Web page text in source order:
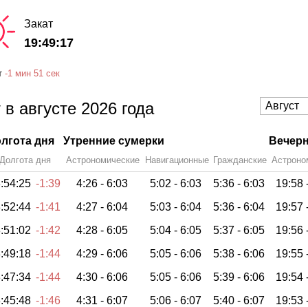
Закат
19:49:17
-1 мин 51 сек
августе 2026 года
дня Утренние сумерки
Долгота дня Астрономические Навигационные Гражданские
-1:39 4:26 - 6:03 5:02 - 6:03 5:36 - 6:03
19:58
-1:41 4:27 - 6:04 5:03 - 6:04 5:36 - 6:04
19:57
-1:42 4:28 - 6:05 5:04 - 6:05 5:37 - 6:05
19:56
-1:44 4:29 - 6:06 5:05 - 6:06 5:38 - 6:06
19:55
-1:44 4:30 - 6:06 5:05 - 6:06 5:39 - 6:06
19:54
-1:46 4:31 - 6:07 5:06 - 6:07 5:40 - 6:07
19:53